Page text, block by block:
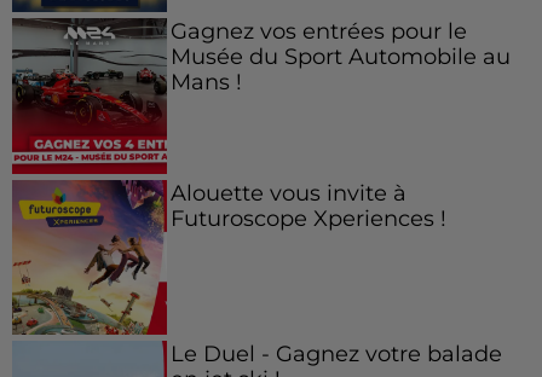
Gagnez vos entrées pour le
Musée du Sport Automobile au
Mans !
Alouette vous invite à
Futuroscope Xperiences !
Le Duel - Gagnez votre balade